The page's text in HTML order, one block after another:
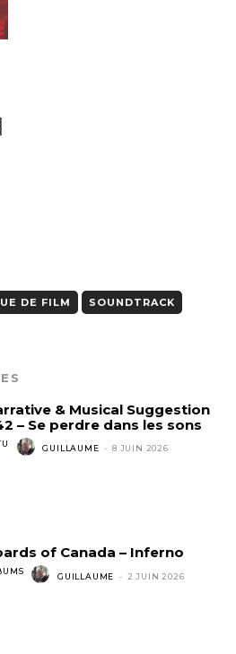
DE FILM SOUNDTRACK
& Musical Suggestion
– Se perdre dans les sons
GUILLAUME - 8 JUIN 2026
of Canada – Inferno
GUILLAUME - 2 JUIN 2026